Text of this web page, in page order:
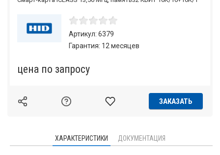
Артикул: 6379
Гарантия: 12 месяцев
по запросу
ЗАКАЗАТЬ
ХАРАКТЕРИСТИКИ ДОКУМЕНТАЦИЯ